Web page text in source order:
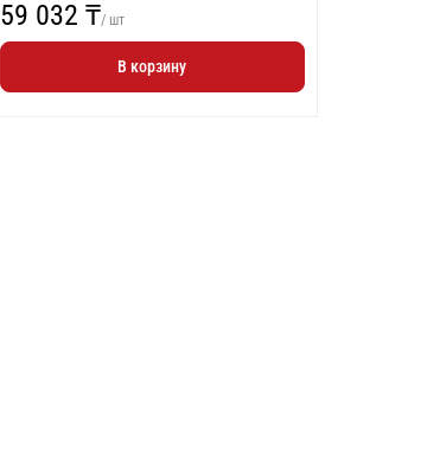
59 032 ₸/ шт
В корзину